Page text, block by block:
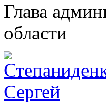
Глава
области